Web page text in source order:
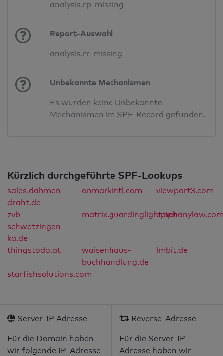
analysis.rp-missing
Report-Auswahl
analysis.rr-missing
Unbekannte Mechanismen
Es wurden keine Unbekannte
Mechanismen im SPF-Record gefunden.
Kürzlich durchgeführte SPF-Lookups
sales.dahmen-
draht.de
onmarkintl.com viewport3.com
zvb-
schwetzingen-
ka.de
matrix.guardinglight.netepiphanylaw.com
thingstodo.at
waisenhaus-
buchhandlung.de
lmbit.de
starfishsolutions.com
Server-IP Adresse
Für die Domain haben
wir folgende IP-Adresse
Reverse-Adresse
Für die Server-IP-
Adresse haben wir